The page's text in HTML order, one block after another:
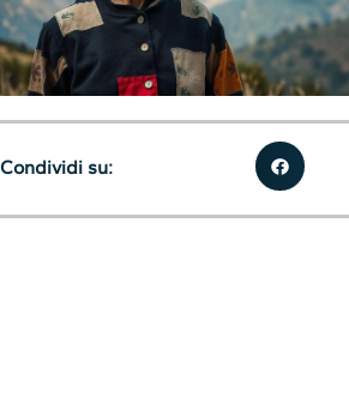
Condividi su: